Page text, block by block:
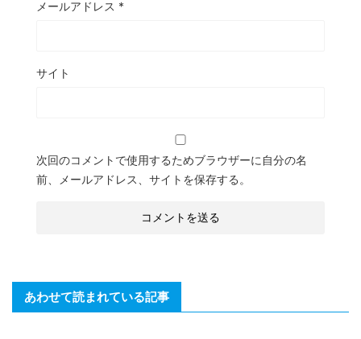
メールアドレス *
サイト
次回のコメントで使用するためブラウザーに自分の名
前、メールアドレス、サイトを保存する。
あわせて読まれている記事